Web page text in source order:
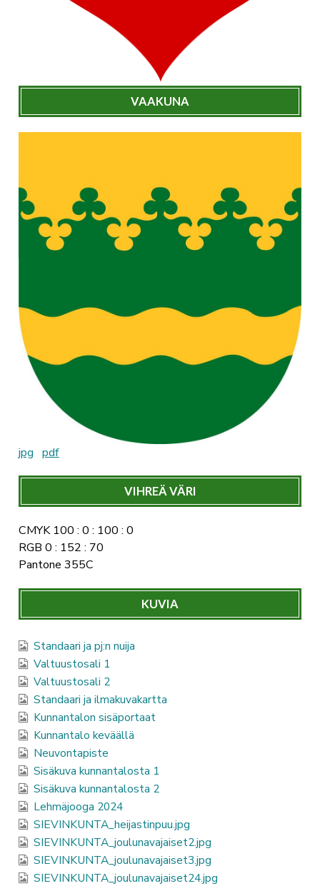
VAAKUNA
jpg pdf
VIHREÄ VÄRI
CMYK 100 : 0 : 100 : 0
RGB 0 : 152 : 70
Pantone 355C
KUVIA
Standaari ja pj:n nuija
Valtuustosali 1
Valtuustosali 2
Standaari ja ilmakuvakartta
Kunnantalon sisäportaat
Kunnantalo keväällä
Neuvontapiste
Sisäkuva kunnantalosta 1
Sisäkuva kunnantalosta 2
Lehmäjooga 2024
SIEVINKUNTA_heijastinpuu.jpg
SIEVINKUNTA_joulunavajaiset2.jpg
SIEVINKUNTA_joulunavajaiset3.jpg
SIEVINKUNTA_joulunavajaiset24.jpg